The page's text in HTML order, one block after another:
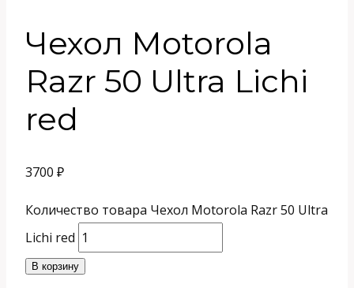
Чехол Motorola
Razr 50 Ultra Lichi
red
3700 ₽
Количество товара Чехол Motorola Razr 50 Ultra
Lichi red
В корзину